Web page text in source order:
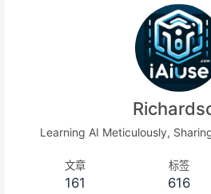
ottengono un
prestazioni del
lentamente l'AI
Learning AI Meticulously,
文章
161
标签
616